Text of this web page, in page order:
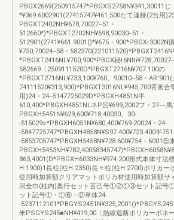
PBGX2669(250915747*PBGXS2758N¥341,30011じ
*¥369.6002901(27415747¥461.500たて連棟(2台用
PBGXT2402NH¥678,70027--51・
512660*)*PBGXT2702NH¥698,90030--51・
512901(2741¥661.9001()*¥675・900*PBGXr3002N
¥750,70024--58・
*PBGXT2416NL¥700,900*PBGX秘t6Nlti¥728,70027--
582669〔2509111520D*PBGXT2716N¥707.100の
*PBGXT2716NL¥733,100¥760。90010--58・AR'901(
74111520¥313,900)*PBGXT3016NL¥945,700背画合
用)24・24--5147725029D*PBGXH4851N半
610,400*PBGXH4851NLネP呂¥699,2002フ・27-―
PBGXH5451N¥629,600¥718,40030。30-
-515029○*PBGXH6051N¥680,400¥769‐20024・24-
-5847725747*PBGXH4858N¥S97.400¥723.400半
-5853705747*PBGXH5458N¥728.600¥754・6001⑤
863,4001(D*PBGXH6033NH¥974.200形式本体寸法
H:1900)1長柱(柱H:2350)長々柱(柱H:2700)ポリカー
使用時加算額クリアマットボリカ材使用時加算額サ
回全巾(柱内)奥行セット言己号①②①③セット記
ット記号①・①⑥・②単体24-
-
米PSGYS245■NH¥419,00〔熱線退断ポリカーボネ